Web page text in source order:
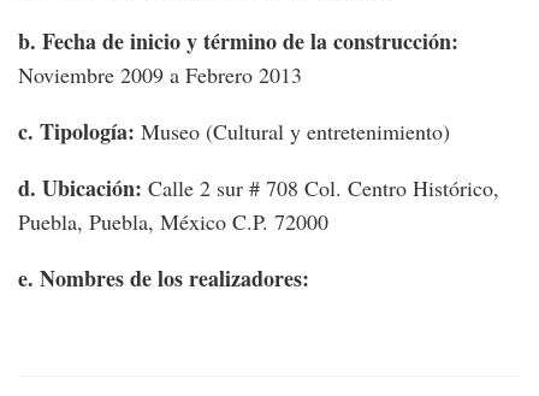
b. Fecha de inicio y término de la construcción:
Noviembre 2009 a Febrero 2013
c. Tipología: Museo (Cultural y entretenimiento)
d. Ubicación: Calle 2 sur # 708 Col. Centro Histórico,
Puebla, Puebla, México C.P. 72000
e. Nombres de los realizadores: